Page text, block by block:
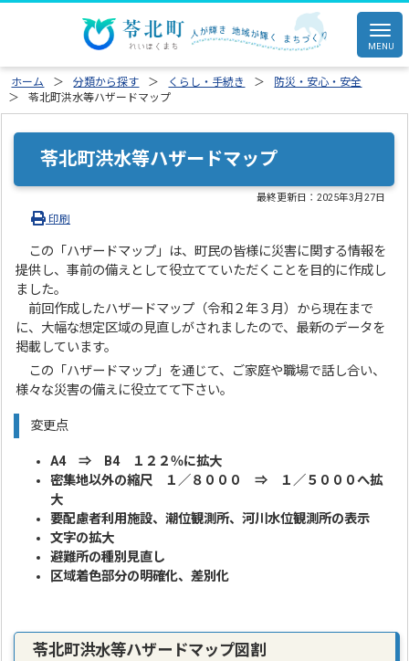
ホーム 分類から探す くらし・手続き
防災・安心・安全
苓北町洪水等ハザードマップ
苓北町洪水等ハザードマップ
最終更新日：2025年3月27日
印刷
この「ハザードマップ」は、町民の皆様に災害に関する情報を
提供し、事前の備えとして役立てていただくことを目的に作成し
ました。
前回作成したハザードマップ（令和２年３月）から現在まで
に、大幅な想定区域の見直しがされましたので、最新のデータを
掲載しています。
この「ハザードマップ」を通じて、ご家庭や職場で話し合い、
様々な災害の備えに役立てて下さい。
変更点
A4 ⇒ B4 １２２％に拡大
密集地以外の縮尺 １／８０００ ⇒ １／５０００へ拡
大
要配慮者利用施設、潮位観測所、河川水位観測所の表示
文字の拡大
避難所の種別見直し
区域着色部分の明確化、差別化
苓北町洪水等ハザードマップ図割